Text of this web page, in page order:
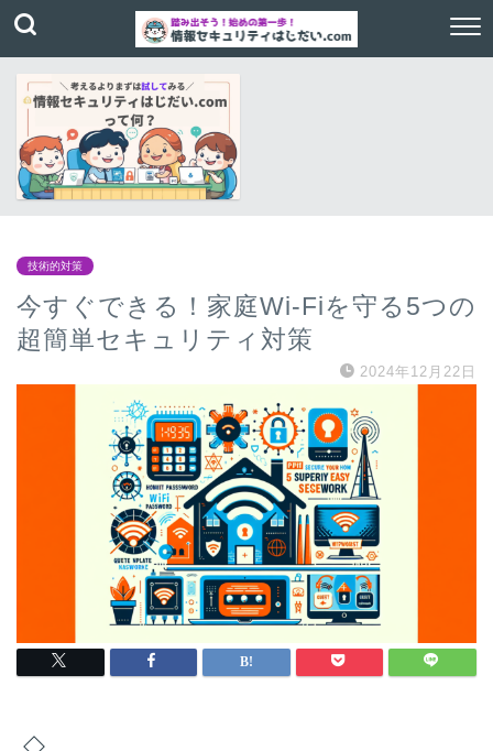
技術的対策
今すぐできる！家庭Wi-Fiを守る5つの
超簡単セキュリティ対策
2024年12月22日